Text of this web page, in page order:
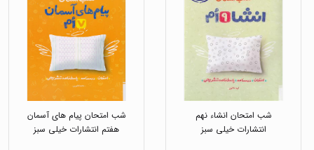
شب امتحان انشاء نهم
انتشارات خیلی سبز
شب امتحان پیام های آسمان
هفتم انتشارات خیلی سبز